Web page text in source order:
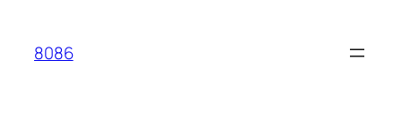
innehåll
8086